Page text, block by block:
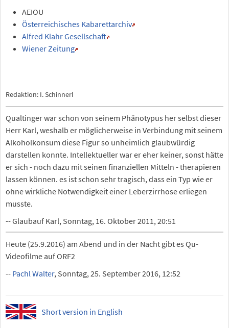
AEIOU
Österreichisches Kabarettarchiv
Alfred Klahr Gesellschaft
Wiener Zeitung
Redaktion: I. Schinnerl
Qualtinger war schon von seinem Phänotypus her selbst dieser
Herr Karl, weshalb er möglicherweise in Verbindung mit seinem
Alkoholkonsum diese Figur so unheimlich glaubwürdig
darstellen konnte. Intellektueller war er eher keiner, sonst hätte
er sich - noch dazu mit seinen finanziellen Mitteln - therapieren
lassen können. es ist schon sehr tragisch, dass ein Typ wie er
ohne wirkliche Notwendigkeit einer Leberzirrhose erliegen
musste.
-- Glaubauf Karl, Sonntag, 16. Oktober 2011, 20:51
Heute (25.9.2016) am Abend und in der Nacht gibt es Qu-
Videofilme auf ORF2
-- Pachl Walter, Sonntag, 25. September 2016, 12:52
Short version in English